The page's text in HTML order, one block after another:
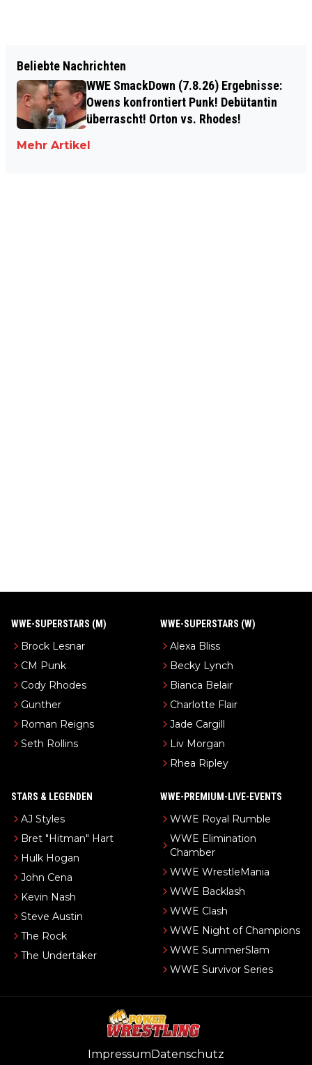
Beliebte Nachrichten
WWE SmackDown (7.8.26) Ergebnisse:
Owens konfrontiert Punk! Debütantin
überrascht! Orton vs. Rhodes!
Mehr Artikel
WWE-SUPERSTARS (M)
Brock Lesnar
CM Punk
Cody Rhodes
Gunther
Roman Reigns
Seth Rollins
WWE-SUPERSTARS (W)
Alexa Bliss
Becky Lynch
Bianca Belair
Charlotte Flair
Jade Cargill
Liv Morgan
Rhea Ripley
STARS & LEGENDEN
AJ Styles
Bret "Hitman" Hart
Hulk Hogan
John Cena
Kevin Nash
Steve Austin
The Rock
The Undertaker
WWE-PREMIUM-LIVE-EVENTS
WWE Royal Rumble
WWE Elimination
Chamber
WWE WrestleMania
WWE Backlash
WWE Clash
WWE Night of Champions
WWE SummerSlam
WWE Survivor Series
Impressum Datenschutz